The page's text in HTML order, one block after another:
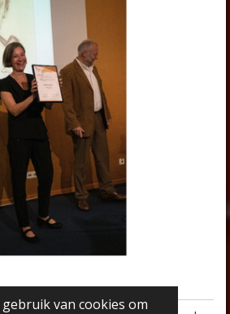
van cookies om